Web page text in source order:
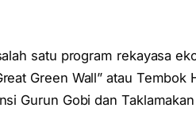
satu program rekayasa
Green Wall” atau Tembok
Gurun Gobi dan